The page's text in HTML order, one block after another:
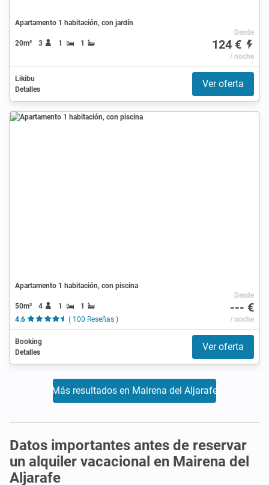
Apartamento 1 habitación, con jardín
20m² 3 1 1
Desde
124 €
/ noche
Likibu
Detalles
Ver oferta
Apartamento 1 habitación, con piscina
50m² 4 1
1
4.6
( 100 Reseñas )
Desde
--- €
/ noche
Booking
Detalles
Ver oferta
Más resultados en Mairena del Aljarafe
Datos importantes antes de reservar
un alquiler vacacional en Mairena del
Aljarafe